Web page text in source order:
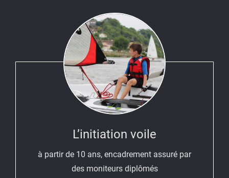
L’initiation voile
à partir de 10 ans, encadrement assuré par
des moniteurs diplômés